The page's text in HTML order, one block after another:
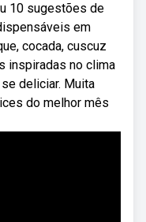
10 sugestões de
em
cocada, cuscuz
inspiradas no clima
deliciar. Muita
do melhor mês